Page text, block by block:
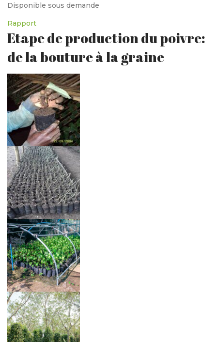
Disponible sous demande
Rapport
Etape de production du poivre:
de la bouture à la graine